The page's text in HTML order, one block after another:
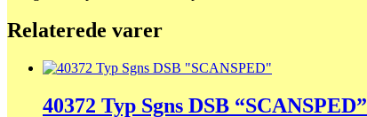
Relaterede varer
40372 Typ Sgns DSB “SCANSPED”